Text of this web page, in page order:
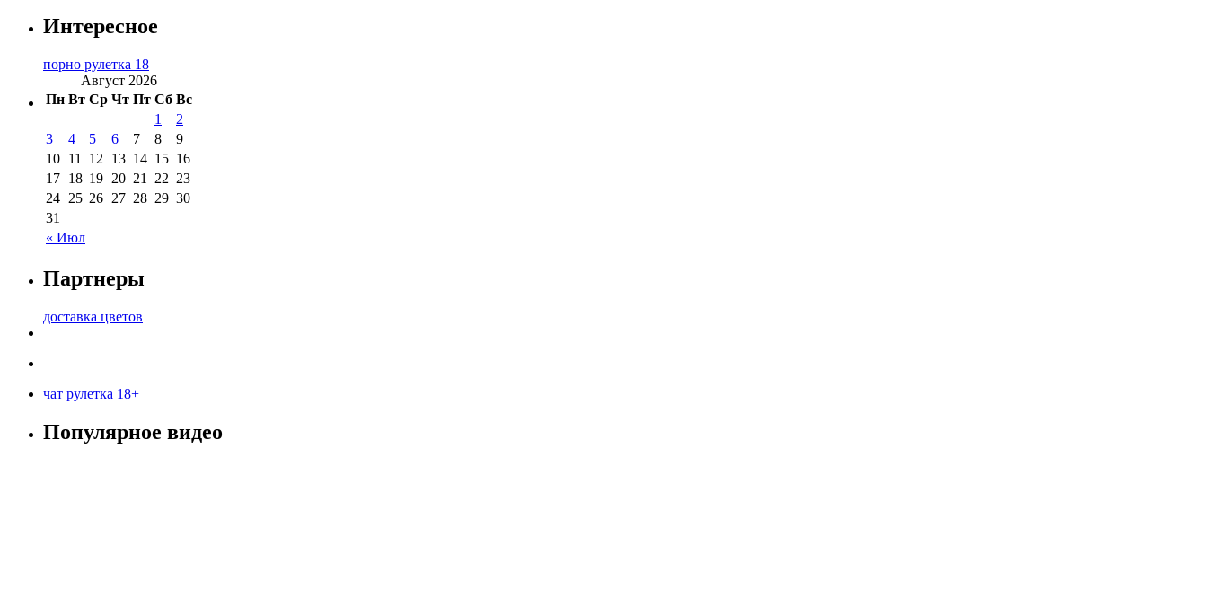
Интересное
порно рулетка 18
Август 2026
Пн Вт Ср Чт Пт Сб Вс
« Июл
1
2
3
4 5 6 7 8
9
10 11 12 13 14 15 16
17 18 19 20 21 22 23
24 25 26 27 28 29 30
31
Партнеры
доставка цветов
чат рулетка 18+
Популярное видео